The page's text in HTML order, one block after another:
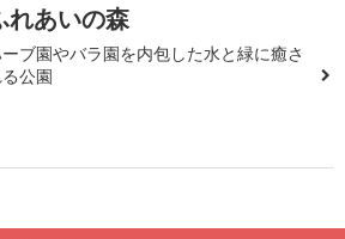
れあいの森
ブ園やバラ園を内包した水と緑に癒さ
公園